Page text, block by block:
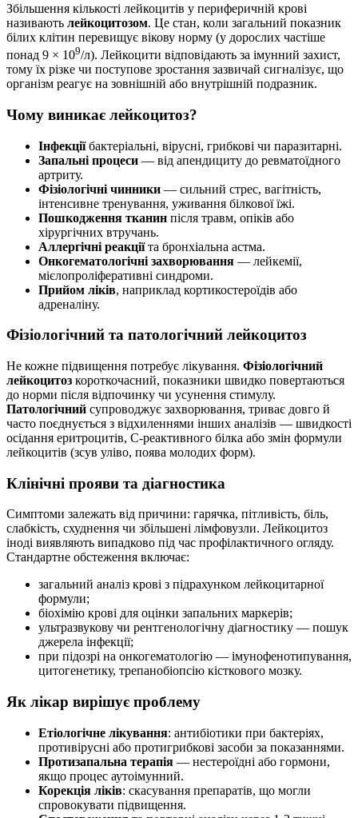
Збільшення кількості лейкоцитів у периферичній крові
називають лейкоцитозом. Це стан, коли загальний показник
білих клітин перевищує вікову норму (у дорослих частіше
понад 9 × 109/л). Лейкоцити відповідають за імунний захист,
тому їх різке чи поступове зростання зазвичай сигналізує, що
організм реагує на зовнішній або внутрішній подразник.
Чому виникає лейкоцитоз?
Інфекціїбактеріальні, вірусні, грибкові чи паразитарні.
Запальні процеси — від апендициту до ревматоїдного
артриту.
Фізіологічні чинники — сильний стрес, вагітність,
інтенсивне тренування, уживання білкової їжі.
Пошкодження тканин після травм, опіків або
хірургічних втручань.
Аллергічні реакціїта бронхіальна астма.
Онкогематологічні захворювання — лейкемії,
мієлопроліферативні синдроми.
Прийом ліків, наприклад кортикостероїдів або
адреналіну.
Фізіологічний та патологічний лейкоцитоз
Не кожне підвищення потребує лікування. Фізіологічний
лейкоцитоз короткочасний, показники швидко повертаються
до норми після відпочинку чи усунення стимулу.
Патологічний супроводжує захворювання, триває довго й
часто поєднується з відхиленнями інших аналізів — швидкості
осідання еритроцитів, С-реактивного білка або змін формули
лейкоцитів (зсув уліво, поява молодих форм).
Клінічні прояви та діагностика
Симптоми залежать від причини: гарячка, пітливість, біль,
слабкість, схуднення чи збільшені лімфовузли. Лейкоцитоз
іноді виявляють випадково під час профілактичного огляду.
Стандартне обстеження включає:
загальний аналіз крові з підрахунком лейкоцитарної
формули;
біохімію крові для оцінки запальних маркерів;
ультразвукову чи рентгенологічну діагностику — пошук
джерела інфекції;
при підозрі на онкогематологію — імунофенотипування,
цитогенетику, трепанобіопсію кісткового мозку.
Як лікар вирішує проблему
Етіологічне лікування: антибіотики при бактеріях,
противірусні або протигрибкові засоби за показаннями.
Протизапальна терапія — нестероїдні або гормони,
якщо процес аутоімунний.
Корекція ліків: скасування препаратів, що могли
спровокувати підвищення.